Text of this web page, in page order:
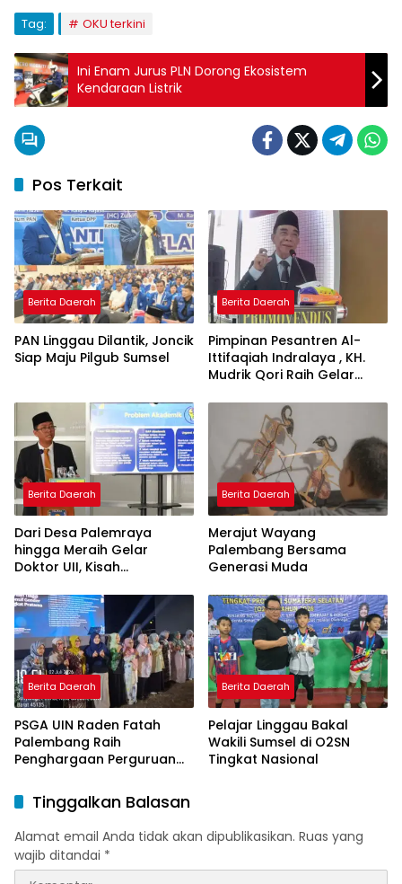
Tag: OKU terkini
Ini Enam Jurus PLN Dorong Ekosistem
Kendaraan Listrik
Pos Terkait
Berita Daerah
PAN Linggau Dilantik, Joncik
Siap Maju Pilgub Sumsel
Berita Daerah
Pimpinan Pesantren Al-
Ittifaqiah Indralaya , KH.
Mudrik Qori Raih Gelar
Model Pembelajaran
Nagham Al-Qur’an di UMM
Berita Daerah
Dari Desa Palemraya
hingga Meraih Gelar
Doktor UII, Kisah
Yogyakarta yang Pernah
Menjadi Driver Taksi Online
Berita Daerah
Merajut Wayang
Palembang Bersama
Generasi Muda
Berita Daerah
PSGA UIN Raden Fatah
Palembang Raih
Penghargaan Perguruan
Peringkat Pratama
Berita Daerah
Pelajar Linggau Bakal
Wakili Sumsel di O2SN
Tingkat Nasional
Tinggalkan Balasan
Alamat email Anda tidak akan dipublikasikan. Ruas yang
wajib ditandai *